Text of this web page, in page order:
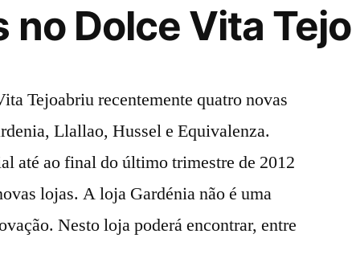
no Dolce Vita Tejo
Tejoabriu recentemente quatro novas
Llallao, Hussel e Equivalenza.
até ao final do último trimestre de 2012
lojas. A loja Gardénia não é uma
Nesto loja poderá encontrar, entre